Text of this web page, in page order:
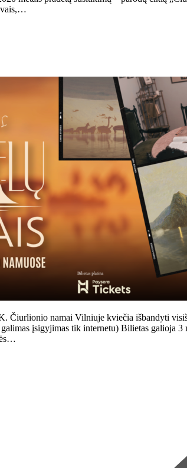
namai Vilniuje kviečia išbandyti
įsigyjimas tik internetu) Bilietas galioja